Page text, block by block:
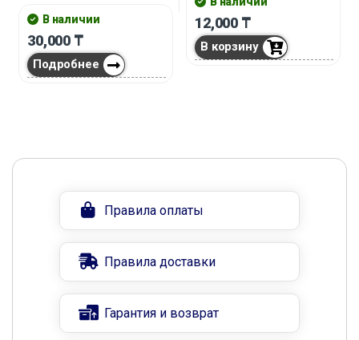
В наличии
30,000 ₸
Подробнее
12,000 ₸
В корзину
Правила оплаты
Правила доставки
Гарантия и возврат